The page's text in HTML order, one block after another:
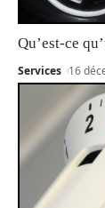
Qu’est-ce
Services 16